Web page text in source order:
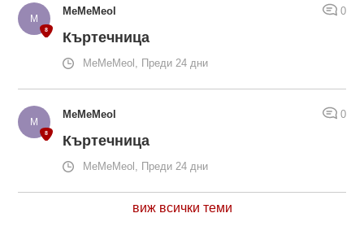
MeMeMeol 0
Къртечница
MeMeMeol, Преди 24 дни
MeMeMeol 0
Къртечница
MeMeMeol, Преди 24 дни
виж всички теми